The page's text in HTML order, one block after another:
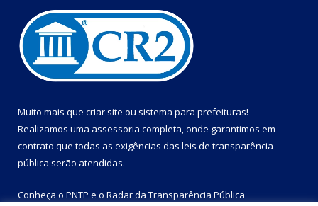
Muito mais que criar site ou sistema para prefeituras!
Realizamos uma assessoria completa, onde garantimos em
contrato que todas as exigências das leis de transparência
pública serão atendidas.
Conheça o PNTP e o Radar da Transparência Pública